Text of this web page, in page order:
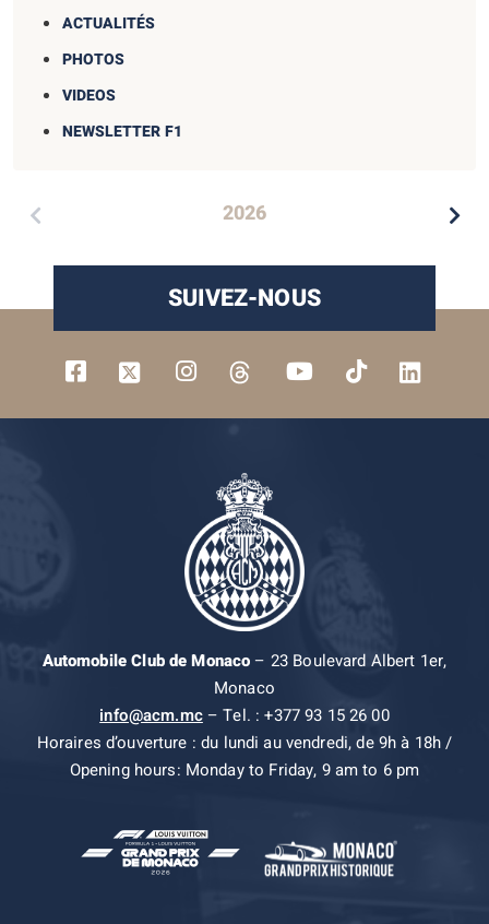
ACTUALITÉS
PHOTOS
VIDEOS
NEWSLETTER F1
2026
SUIVEZ-NOUS
Automobile Club de Monaco– 23 Boulevard Albert 1er,
Monaco
info@acm.mc– Tel. : +377 93 15 26 00
Horaires d’ouverture : du lundi au vendredi, de 9h à 18h /
Opening hours: Monday to Friday, 9 am to 6 pm